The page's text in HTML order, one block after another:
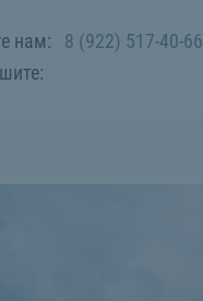
нам:
8 (922) 517-40-66